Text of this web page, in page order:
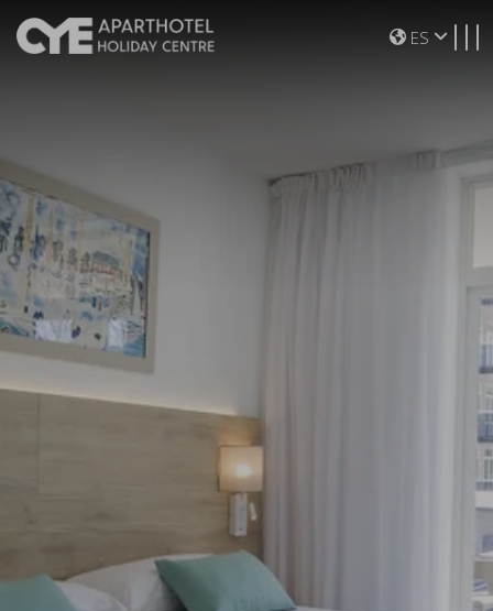
ES Toggle navigation